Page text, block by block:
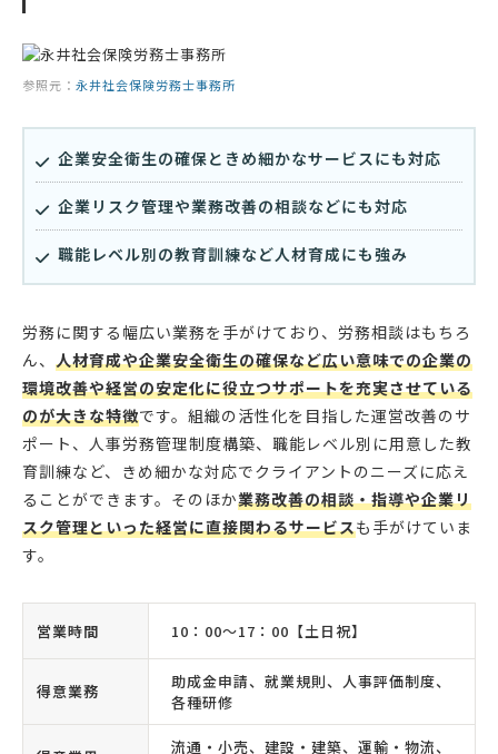
参照元： 永井社会保険労務士事務所
企業安全衛生の確保ときめ細かなサービスにも対応
企業リスク管理や業務改善の相談などにも対応
職能レベル別の教育訓練など人材育成にも強み
労務に関する幅広い業務を手がけており、労務相談はもちろ
ん、 人材育成や企業安全衛生の確保など広い意味での企業の
環境改善や経営の安定化に役立つサポートを充実させている
のが大きな特徴です。組織の活性化を目指した運営改善のサ
ポート、人事労務管理制度構築、職能レベル別に用意した教
育訓練など、きめ細かな対応でクライアントのニーズに応え
ることができます。そのほか業務改善の相談・指導や企業リ
スク管理といった経営に直接関わるサービスも手がけていま
す。
営業時間 10：00〜17：00【土日祝】
得意業務
助成金申請、就業規則、人事評価制度、
各種研修
流通・小売、建設・建築、運輸・物流、